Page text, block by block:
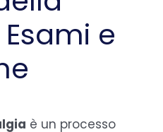
e
è un processo